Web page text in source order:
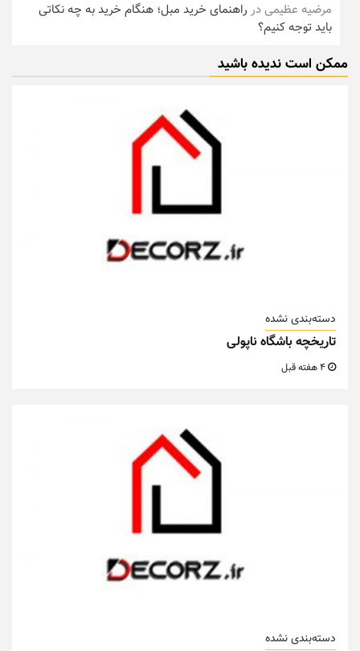
مرضیه عظیمیدر راهنمای خرید مبل؛ هنگام خرید به چه نکاتی
باید توجه کنیم؟
ممکن است ندیده باشید
دسته‌بندی نشده
تاریخچه باشگاه ناپولی
دسته‌بندی نشده